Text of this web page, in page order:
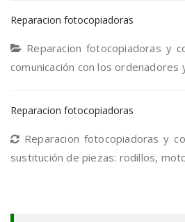
Reparacion fotocopiadoras
Reparacion fotocopiadoras y
comunicación con los ordenadores
Reparacion fotocopiadoras
Reparacion fotocopiadoras y
sustitución de piezas: rodillos,